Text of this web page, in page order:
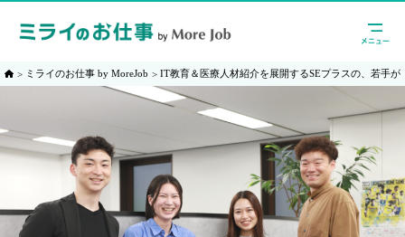
ミライのお仕事 by MoreJob IT教育＆医療人材紹介を展開するSEプラスの、若手が